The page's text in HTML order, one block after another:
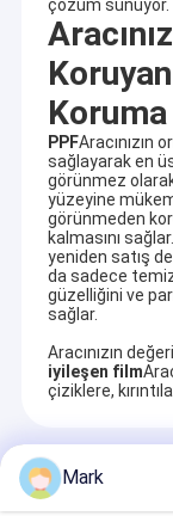
çözüm sunuyor.
Koruma
PPFAracınızın
sağlayarak en
görünmez olarak
yüzeyine
görünmeden
kalmasını
yeniden satış
da sadece
güzelliğini ve
sağlar.
Aracınızın
iyileşen film
çiziklere,
Önerilen Ürünler
Mark